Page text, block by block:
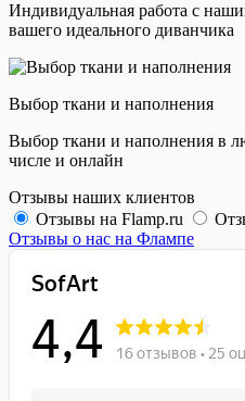
Индивидуальная работа с
вашего идеального диванчика
Выбор ткани и наполнения
Выбор ткани и наполнения в
числе и онлайн
Отзывы наших клиентов
Отзывы на Flamp.ru
Отзывы о нас на Флампе